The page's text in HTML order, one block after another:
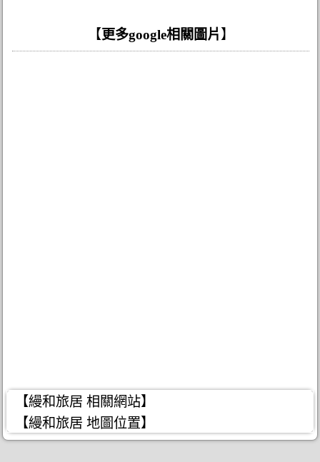
【 更多google相關圖片 】
【縵和旅居 相關網站】
【縵和旅居 地圖位置】